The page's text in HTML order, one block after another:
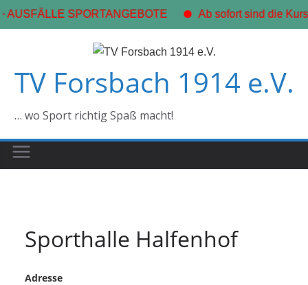
AUSFÄLLE SPORTANGEBOTE Ab sofort sind die
springen
TV Forsbach 1914 e.V.
… wo Sport richtig Spaß macht!
Sporthalle Halfenhof
Adresse